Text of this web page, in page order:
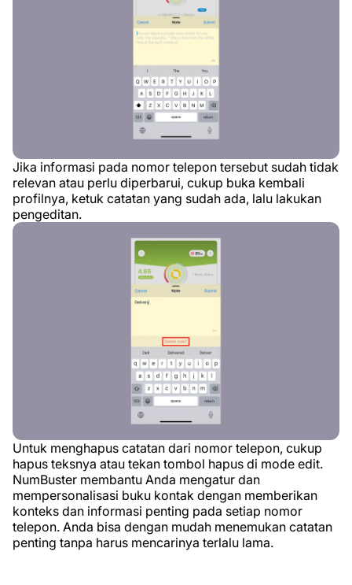
Jika informasi pada nomor telepon tersebut sudah tidak
relevan atau perlu diperbarui, cukup buka kembali
profilnya, ketuk catatan yang sudah ada, lalu lakukan
pengeditan.
Untuk menghapus catatan dari nomor telepon, cukup
hapus teksnya atau tekan tombol hapus di mode edit.
NumBuster membantu Anda mengatur dan
mempersonalisasi buku kontak dengan memberikan
konteks dan informasi penting pada setiap nomor
telepon. Anda bisa dengan mudah menemukan catatan
penting tanpa harus mencarinya terlalu lama.